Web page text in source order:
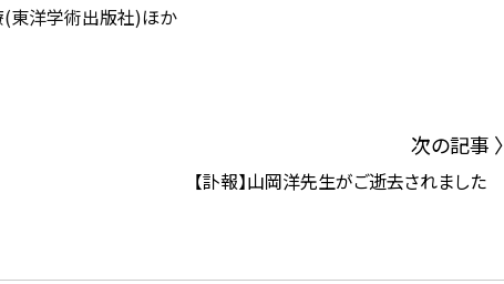
(東洋学術出版社)ほか
次の記事 〉
【訃報】山岡洋先生がご逝去されました